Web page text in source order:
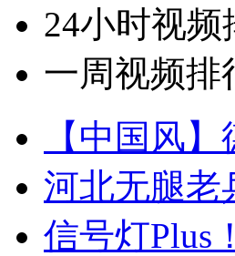
24小时视频
一周视频排
【中国风
河北无腿老
信号灯Plus